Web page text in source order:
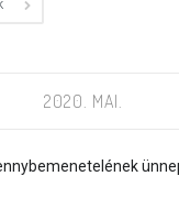
2020. MAI.